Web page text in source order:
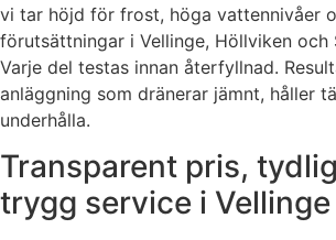
vi tar höjd för frost, höga vattennivåer
förutsättningar i Vellinge, Höllviken och
Varje del testas innan återfyllnad.
anläggning som dränerar jämnt, håller
underhålla.
Transparent pris,
trygg service i Vellinge